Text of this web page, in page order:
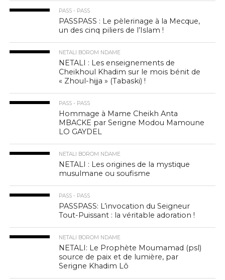
PASS - PASS
PASSPASS : Le pèlerinage à la Mecque,
un des cinq piliers de l’Islam !
NETALI BOROM NDAME
NETALI : Les enseignements de
Cheikhoul Khadim sur le mois bénit de
« Zhoul-hijja » (Tabaski) !
PASS - PASS
Hommage à Mame Cheikh Anta
MBACKE par Serigne Modou Mamoune
LO GAYDEL
NETALI BOROM NDAME
NETALI : Les origines de la mystique
musulmane ou soufisme
PASS - PASS
PASSPASS: L’invocation du Seigneur
Tout-Puissant : la véritable adoration !
NETALI BOROM NDAME
NETALI: Le Prophète Moumamad (psl)
source de paix et de lumière, par
Serigne Khadim Lô